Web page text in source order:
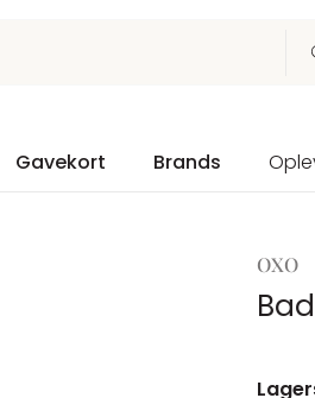
Gavekort Brands
OXO